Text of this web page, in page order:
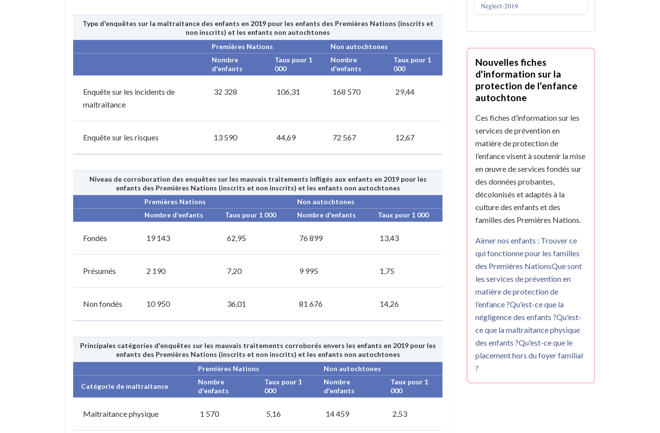
Type d'enquêtes sur la maltraitance des enfants en 2019 pour les enfants des Premières Nations (inscrits et
non inscrits) et les enfants non autochtones
Premières Nations
Non autochtones
Nombre
d'enfants
Taux pour 1
000
Nombre
d'enfants
Taux pour 1
000
Enquête sur les incidents de
maltraitance
32 328 106,31 168 570 29,44
Enquête sur les risques 13 590 44,69 72 567 12,67
Niveau de corroboration des enquêtes sur les mauvais traitements infligés aux enfants en 2019 pour les
enfants des Premières Nations (inscrits et non inscrits) et les enfants non autochtones
Premières Nations
Non autochtones
Nombre d'enfants
Taux pour 1 000 Nombre d'enfants Taux pour 1 000
Fondés 19 143 62,95 76 899 13,43
Présumés 2 190 7,20 9 995 1,75
Non fondés 10 950 36,01 81 676 14,26
Principales catégories d'enquêtes sur les mauvais traitements corroborés envers les enfants en 2019 pour les
enfants des Premières Nations (inscrits et non inscrits) et les enfants non autochtones
Premières Nations
Non autochtones
Catégorie de maltraitance
Nombre
d'enfants
Taux pour 1
000
Nombre
d'enfants
Taux pour 1
000
Maltraitance physique 1 570 5,16 14 459 2,53
Neglect-2019
Nouvelles fiches
d'information sur la
protection de l'enfance
autochtone
Ces fiches d’information sur les
services de prévention en
matière de protection de
l’enfance visent à soutenir la mise
en œuvre de services fondés sur
des données probantes,
décolonisés et adaptés à la
culture des enfants et des
familles des Premières Nations.
Aimer nos enfants : Trouver ce
qui fonctionne pour les familles
des Premières NationsQue sont
les services de prévention en
matière de protection de
l’enfance ?Qu'est-ce que la
négligence des enfants ?Qu'est-
ce que la maltraitance physique
des enfants ?Qu'est-ce que le
placement hors du foyer familial
?